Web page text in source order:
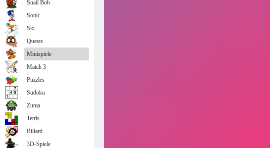
Snail Bob
Sonic
Ski
Quests
Minispiele
Match 3
Puzzles
Sudoku
Zuma
Tetris
Billard
3D-Spiele